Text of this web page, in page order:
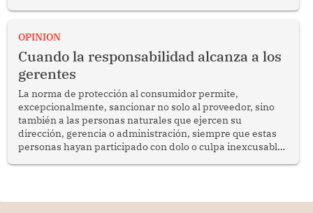
enfrenta desafíos en materia de desarrollo, cohesión
OPINION
Cuando la responsabilidad alcanza a los
gerentes
La norma de protección al consumidor permite,
excepcionalmente, sancionar no solo al proveedor, sino
también a las personas naturales que ejercen su
dirección, gerencia o administración, siempre que estas
personas hayan participado con dolo o culpa inexcusable
por la frustrada realización de un meet and greet con